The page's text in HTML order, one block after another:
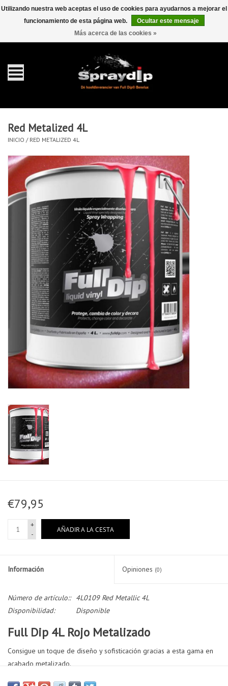
0 Artículos - €0,00
galón 4 liter
Spray 400ml
Completa dip sets
Dip pearls
accesorios Dippen
FullCarX® Detailing
Red Metalized 4L
INICIO / RED METALIZED 4L
€79,95
+
-
AÑADIR A LA CESTA
Información Opiniones (0)
Número de artículo::
4L0109 Red Metallic 4L
Disponibilidad:
Disponible
Full Dip 4L Rojo Metalizado
Consigue un toque de diseño y sofisticación gracias a esta gama en
acabado metalizado.
Toda la gama Full Dip metalizado incorpora coloración, no es sólo un
Utilizando nuestra web aceptas el uso de cookies para ayudarnos a mejorar el
funcionamiento de esta página web.
Ocultar este mensaje
Más acerca de las cookies »